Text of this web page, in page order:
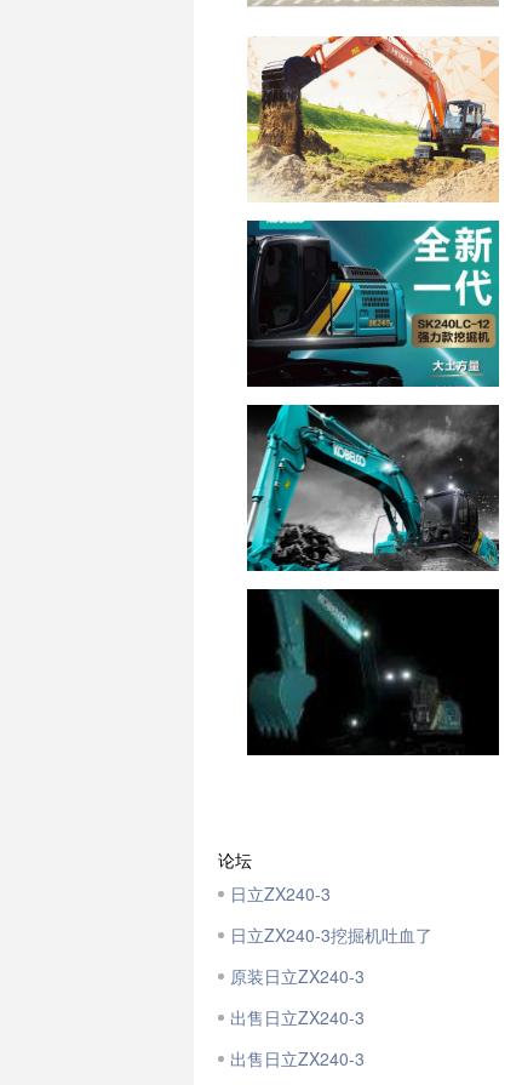
论坛
日立ZX240-3
日立ZX240-3挖掘机吐血了
原装日立ZX240-3
出售日立ZX240-3
出售日立ZX240-3